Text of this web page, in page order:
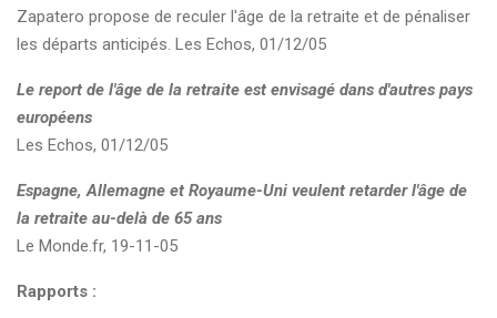
Zapatero propose de reculer l'âge de la retraite et de pénaliser
les départs anticipés. Les Echos, 01/12/05
Le report de l'âge de la retraite est envisagé dans d'autres pays
européens
Les Echos, 01/12/05
Espagne, Allemagne et Royaume-Uni veulent retarder l'âge de
la retraite au-delà de 65 ans
Le Monde.fr, 19-11-05
Rapports :